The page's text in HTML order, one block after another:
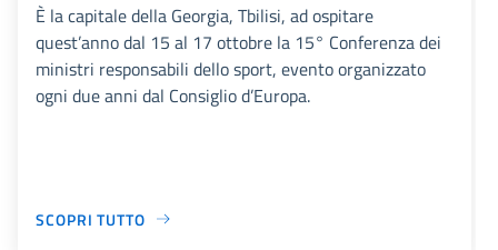
È la capitale della Georgia, Tbilisi, ad ospitare
quest’anno dal 15 al 17 ottobre la 15° Conferenza dei
ministri responsabili dello sport, evento organizzato
ogni due anni dal Consiglio d’Europa.
SCOPRI TUTTO